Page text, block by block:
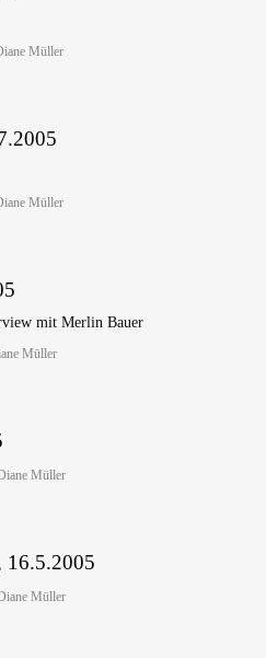
Müller
Müller
mit Merlin Bauer
Müller
Müller
16.5.2005
Müller